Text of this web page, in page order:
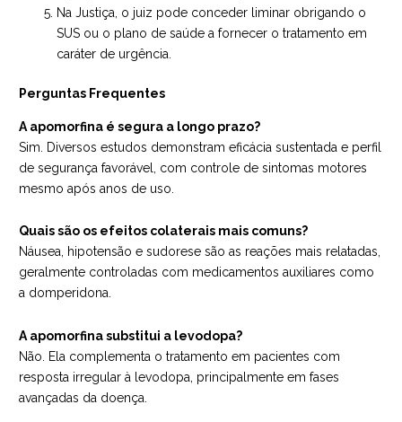
Na Justiça, o juiz pode conceder liminar obrigando o
SUS ou o plano de saúde a fornecer o tratamento em
caráter de urgência.
Perguntas Frequentes
A apomorfina é segura a longo prazo?
Sim. Diversos estudos demonstram eficácia sustentada e perfil
de segurança favorável, com controle de sintomas motores
mesmo após anos de uso.
Quais são os efeitos colaterais mais comuns?
Náusea, hipotensão e sudorese são as reações mais relatadas,
geralmente controladas com medicamentos auxiliares como
a domperidona.
A apomorfina substitui a levodopa?
Não. Ela complementa o tratamento em pacientes com
resposta irregular à levodopa, principalmente em fases
avançadas da doença.